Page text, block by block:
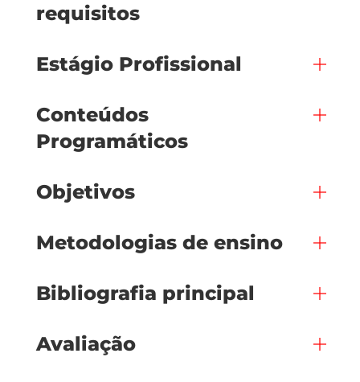
requisitos
Estágio Profissional
Conteúdos
Programáticos
Objetivos
Metodologias de ensino
Bibliografia principal
Avaliação